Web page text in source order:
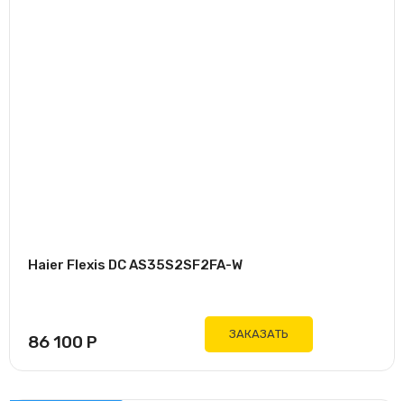
Haier Flexis DC AS35S2SF2FA-W
86 100 Р ЗАКАЗАТЬ